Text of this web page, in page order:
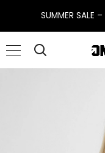
SUMMER SALE –